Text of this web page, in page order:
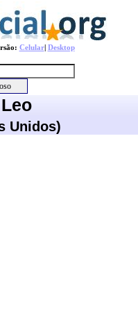
Celular| Desktop
Unidos)